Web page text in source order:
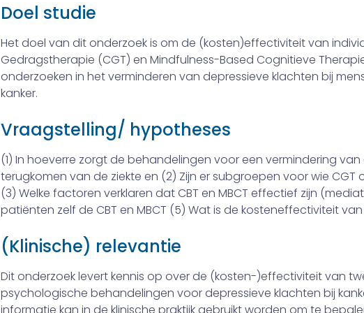
Doel studie
Het doel van dit onderzoek is om de (kosten)effectiviteit van
Gedragstherapie (CGT) en Mindfulness-Based Cognitieve
onderzoeken in het verminderen van depressieve klachten bij
kanker.
Vraagstelling/ hypotheses
(1) In hoeverre zorgt de behandelingen voor een vermindering
terugkomen van de ziekte en (2) Zijn er subgroepen voor wie CGT
(3) Welke factoren verklaren dat CBT en MBCT effectief zijn
patiënten zelf de CBT en MBCT (5) Wat is de kosteneffectiviteit van
(Klinische) relevantie
Dit onderzoek levert kennis op over de (kosten-)effectiviteit van
psychologische behandelingen voor depressieve klachten bij
informatie kan in de klinische praktijk gebruikt worden om te